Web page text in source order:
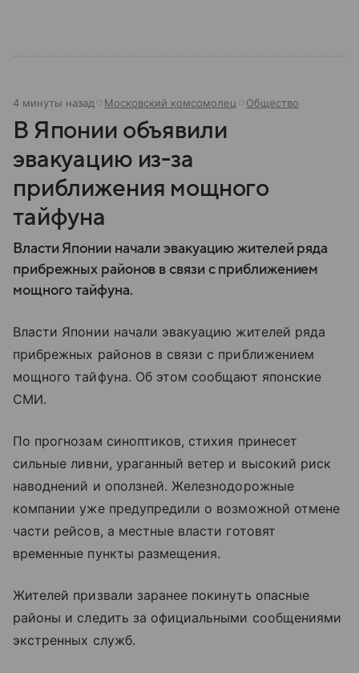
4 минуты назад Московский комсомолец Общество
В Японии объявили
эвакуацию из-за
приближения мощного
тайфуна
Власти Японии начали эвакуацию жителей ряда
прибрежных районов в связи с приближением
мощного тайфуна.
Власти Японии начали эвакуацию жителей ряда
прибрежных районов в связи с приближением
мощного тайфуна. Об этом сообщают японские
СМИ.
По прогнозам синоптиков, стихия принесет
сильные ливни, ураганный ветер и высокий риск
наводнений и оползней. Железнодорожные
компании уже предупредили о возможной отмене
части рейсов, а местные власти готовят
временные пункты размещения.
Жителей призвали заранее покинуть опасные
районы и следить за официальными сообщениями
экстренных служб.